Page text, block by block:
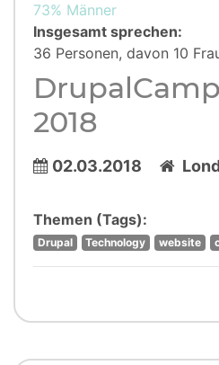
73% Männer
Insgesamt sprechen:
36 Personen, davon 10
2018
02.03.2018
Themen (Tags):
Drupal Technology website